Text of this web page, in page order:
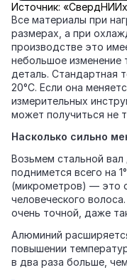
Источник:
Все материалы при
размерах, а при
производстве это
небольшое изменение
деталь. Стандартная
20°C. Если она
измерительных
может получиться не
Насколько сильно
Возьмем стальной вал
поднимется всего на
(микрометров) — это
человеческого
очень точной, даже
Алюминий
повышении
в два раза больше,